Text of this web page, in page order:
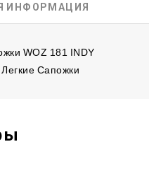
ИНФОРМАЦИЯ
WOZ 181 INDY
Легкие Сапожки